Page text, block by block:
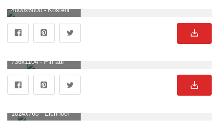
4000x6000 - Kostenloses Foto zum Thema: ast, baum, fuchs eichhörnchen, nahansicht, tier, tierfotografie. Eichhornchen Hintergrundbild für Handy.
736x1104 - Pin auf Garten. Eichhornchen Hintergrundbild.
1024x768 - Eichhoernchenverlag. Eichhornchen Bild.